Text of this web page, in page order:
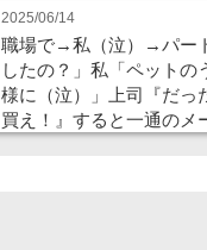
2025/06/14
職場で→私（泣）→パー
したの？」私「ペットの
様に（泣）」上司『だっ
買え！』すると一通のメ